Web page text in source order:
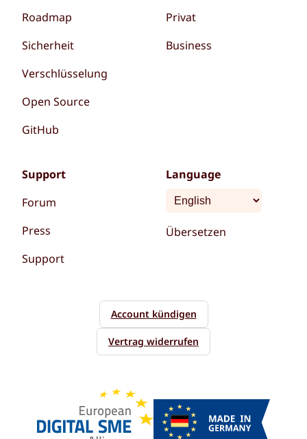
Roadmap
Sicherheit
Verschlüsselung
Open Source
GitHub
Privat
Business
Support
Forum
Press
Support
Language
Übersetzen
Account kündigen
Vertrag widerrufen